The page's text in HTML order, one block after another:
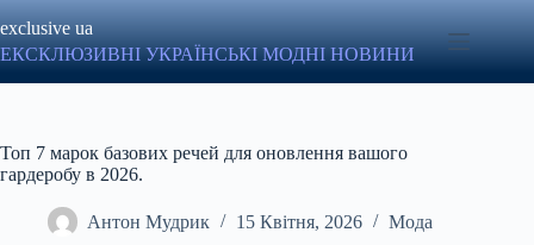
до
вмісту
exclusive ua
ЕКСКЛЮЗИВНІ УКРАЇНСЬКІ МОДНІ НОВИНИ
Топ 7 марок базових речей для оновлення вашого
гардеробу в 2026.
Антон Мудрик 15 Квітня, 2026 Мода